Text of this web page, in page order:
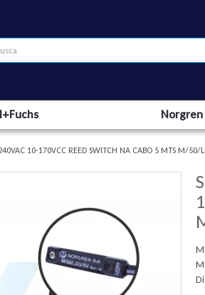
Norgren
10-170VCC REED SWITCH NA CABO 5 MTS M/50/